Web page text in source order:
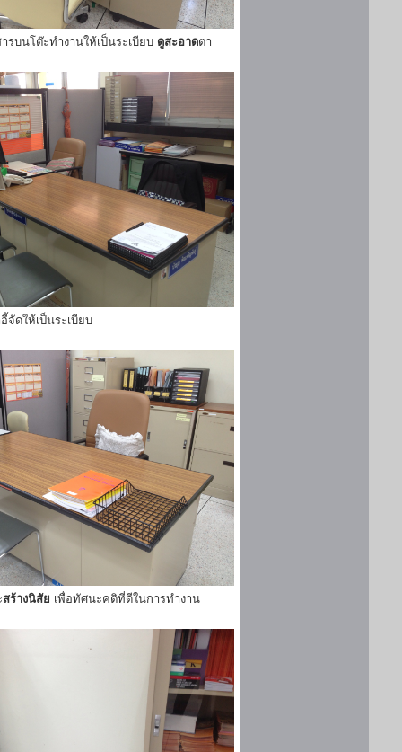
ารบนโต๊ะทำงานให้เป็นระเบียบ ดูสะอาดตา
จัดให้เป็นระเบียบ
สร้างนิสัย เพื่อทัศนะคติที่ดีในการทำงาน